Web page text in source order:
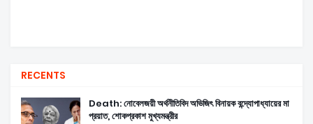
RECENTS
Death: নোবেলজয়ী অর্থনীতিবিদ অভিজিৎ বিনায়ক বন্দ্যোপাধ্যায়ের মা
প্রয়াত, শোকপ্রকাশ মুখ্যমন্ত্রীর